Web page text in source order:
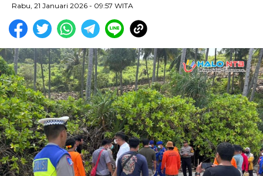
Rabu, 21 Januari 2026 - 09:57 WITA